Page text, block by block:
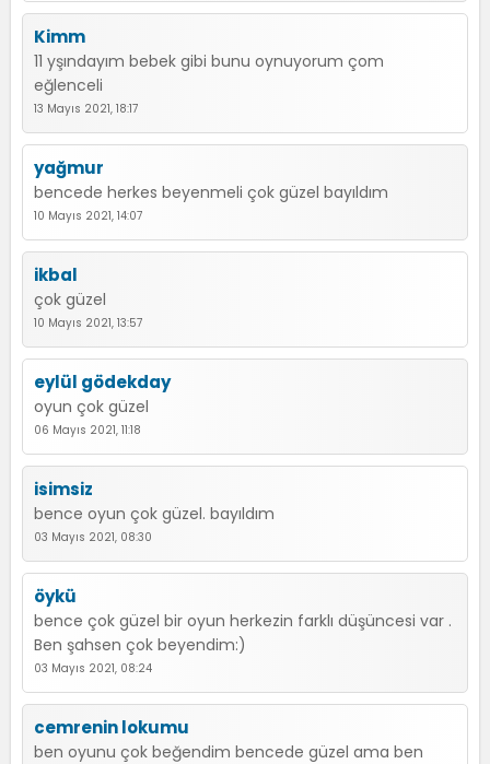
Kimm
11 yşındayım bebek gibi bunu oynuyorum çom
eğlenceli
13 Mayıs 2021, 18:17
yağmur
bencede herkes beyenmeli çok güzel bayıldım
10 Mayıs 2021, 14:07
ikbal
çok güzel
10 Mayıs 2021, 13:57
eylül gödekday
oyun çok güzel
06 Mayıs 2021, 11:18
isimsiz
bence oyun çok güzel. bayıldım
03 Mayıs 2021, 08:30
öykü
bence çok güzel bir oyun herkezin farklı düşüncesi var .
Ben şahsen çok beyendim:)
03 Mayıs 2021, 08:24
cemrenin lokumu
ben oyunu çok beğendim bencede güzel ama ben